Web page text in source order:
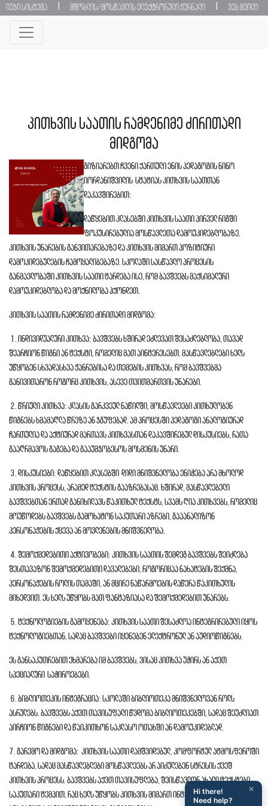
იუჯი სისტემა მშობლის/მოსწავლის ელექტრონული ჟურნალი ვებ მეილი
კითხვის საათის რამდენიმე ძირითადი
მიდგომა
გიზიარებთ ჩვენი ქართული ენის პედაგოგის ნინო
იორდანიშვილის სტატიას კითხვის საათთან
დაკავშირებით:
დაწყებით კლასებში კითხვის საათი პირველ რიგში
ფოკუსირებულია მოსწავლეთა დამოუკიდებლობაზე,
კითხვის უნარების განვითარებაზე და კითხვის მიმართ პოზიტიური
დამოკიდებულების ჩამოყალიბებაზე. სკოლაში სასწავლო პროცესის
განმავლობაში კითხვის საათი ტარდება ისე, რომ ბავშვებს მაქსიმალური
დამოუკიდებლობა და მოქნილობა ჰქონდეთ.
კითხვის საათის რამდენიმე ძირითადი მიდგომა:
1. ინდივიდუალური კითხვა: ბავშვებს ხშირად ეძლევათ შესაძლებლობა, თავად
შეარჩიონ წიგნი ან ტექსტი, რომელიც მათ აინტერესებთ. მასწავლებლები ხელს
უწყობენ სხვადასხვა ჟანრებისა და თემების კითხვას, რომ ბავშვებმა
განივითარონ როგორც კითხვის, ასევე თვითმართვის უნარები.
2. წრიული კითხვა: კლასის გარკვეულ ნაწილში, მოსწავლეები კითხულობენ
წიგნებს ხმამაღლა წრეზე ან ჯგუფებად. ამ პროცესში პედაგოგი ანალოგიურად
ჩართულია და აქტიურად მართავს კითხვასთან დაკავშირებულ დისკუსიებს, რათა
გააღრმავოს გაგება და გააუმჯობესოს მოსმენის უნარი.
3. დისკუსიები: დაწყებით კლასებში დიდი მნიშვნელობა ენიჭება არა მხოლოდ
კითხვის პროცესს, არამედ ტექსტის გააზრებასაც. ხშირად, მასწავლებელი
ბავშვებთან ერთად განიხილავს წაკითხულ ტექსტს, სვამს ღია კითხვებს, რომელიც
მოუწოდებს ბავშვებს გამოხატონ საკუთარი აზრები, გააანალიზონ
პერსონაჟების ქცევა ან მოვლენების მნიშვნელობა.
4. შემოქმედებითი აქტივობები: კითხვის საათის შემდეგ ბავშვებს შეიძლება
შესთავაზონ შემოქმედებითი დავალებები, როგორიცაა ნახატების შექმნა,
პერსონაჟების როლის თამაში, ან მცირე ნაწარმოების დაწერა წაკითხულის
მიხედვით. ეს ხელს უწყობს მათ ფანტაზიასა და შემოქმედებით უნარებს.
5. ტექნოლოგიების გამოყენება: კითხვის საათი შესაძლოა ინტეგრირებული იყოს
ტექნოლოგიებთან, სადაც ბავშვები იყენებენ ელექტრონულ ან აუდიოწიგნებს.
ეს განსაკუთრებით ეხმარება იმ ბავშვებს, ვისაც კითხვა უჭირს ან აქვთ
სპეციალური საჭიროებები.
6. ბიბლიოთეკის ინტეგრაცია: სკოლაში ბიბლიოთეკა მნიშვნელოვან როლს
ასრულებს. ბავშვებს აქვთ თავისუფალი წვდომა ბიბლიოთეკებში, სადაც შეუძლიათ
აირჩიონ წიგნები და წაიკითხონ საკლასო ოთახში ან დამოუკიდებლად.
7. გარემო და მიდგომა: კითხვის საათი დამშვიდებულ, კომფორტულ ატმოსფეროში
ტარდება, სადაც მასწავლებლები მოსწავლეებს არ აიძულებენ სტრესის ქვეშ
კითხვის პროცესს. ბავშვებს აქვთ თავისუფლება, შეისწავლონ ახალი ტექსტები
საკუთარი ტემპით, რაც ხელს უწყობს კითხვის მიმართ ინტერესის გაღვივებას და
×
Hi there!
Need help?